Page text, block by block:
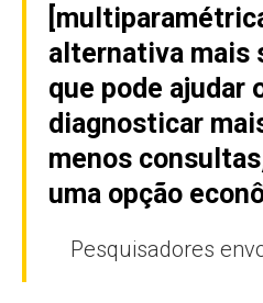
alternativa mais
que pode ajudar
diagnosticar
menos
uma opção
Pesquisadores